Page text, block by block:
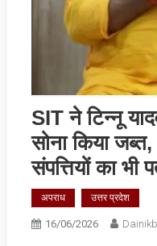
SIT ने टिन्नू
सोना किया
संपत्तियों का भी
अपराध उत्तर प्रदेश
16/06/2026